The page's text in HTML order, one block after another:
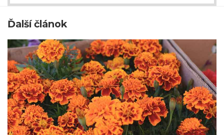
Ďalší článok